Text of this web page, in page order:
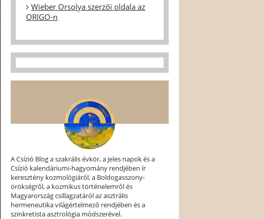
Wieber Orsolya szerzői oldala az
ORIGO-n
A Csízió Blog a szakrális évkör, a jeles napok és a
Csízió kalendáriumi-hagyomány rendjében ír
keresztény kozmológiáról, a Boldogasszony-
örökségről, a kozmikus történelemről és
Magyarország csillagzatáról az asztrális
hermeneutika világértelmező rendjében és a
szinkretista asztrológia módszerével.